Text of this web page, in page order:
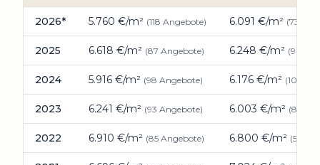
Preisentwicklung Immobilien :
2026* 5.760 €/m² (118 Angebote) 6.091 €/m² (73
2025 6.618 €/m² (87 Angebote) 6.248 €/m² (94
2024 5.916 €/m² (98 Angebote) 6.176 €/m² (103
2023 6.241 €/m² (93 Angebote) 6.003 €/m² (80
2022 6.910 €/m² (85 Angebote) 6.800 €/m² (55